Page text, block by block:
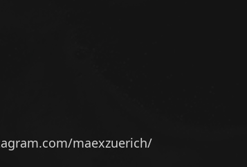
maexzuerich/